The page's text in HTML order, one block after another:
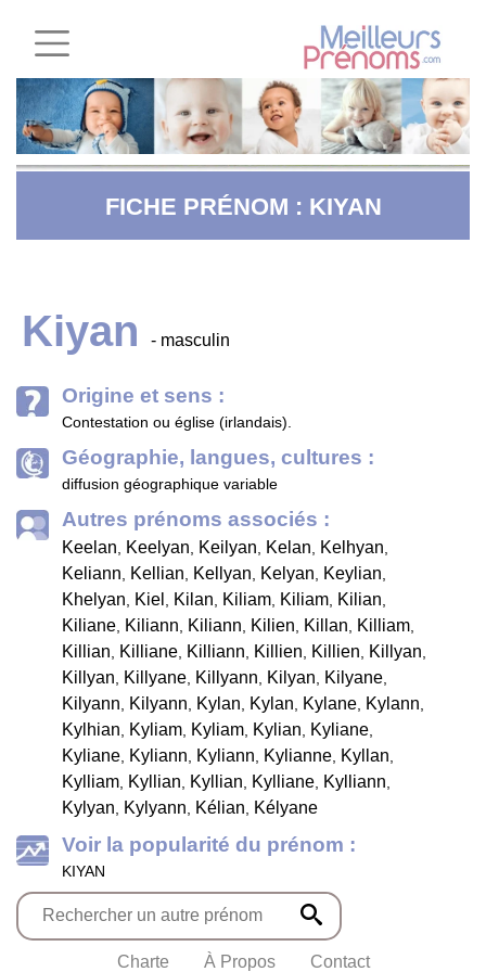
FICHE PRÉNOM : KIYAN
Kiyan - masculin
Origine et sens :
Contestation ou église (irlandais).
Géographie, langues, cultures :
diffusion géographique variable
Autres prénoms associés :
Keelan, Keelyan, Keilyan, Kelan, Kelhyan,
Keliann, Kellian, Kellyan, Kelyan, Keylian,
Khelyan, Kiel , Kilan, Kiliam, Kiliam, Kilian,
Kiliane, Kiliann, Kiliann, Kilien, Killan, Killiam,
Killian, Killiane, Killiann, Killien, Killien, Killyan,
Killyan, Killyane, Killyann, Kilyan, Kilyane,
Kilyann, Kilyann, Kylan, Kylan, Kylane, Kylann,
Kylhian, Kyliam, Kyliam, Kylian, Kyliane,
Kyliane, Kyliann, Kyliann, Kylianne, Kyllan,
Kylliam, Kyllian, Kyllian, Kylliane, Kylliann,
Kylyan, Kylyann, Kélian, Kélyane
Voir la popularité du prénom :
KIYAN
Charte À Propos Contact